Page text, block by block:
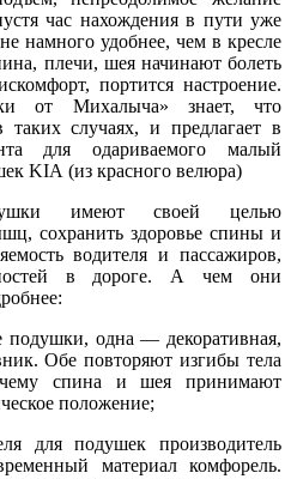
час нахождения в пути уже
намного удобнее, чем в кресле
плечи, шея начинают болеть
портится настроение.
от Михалыча» знает, что
таких случаях, и предлагает в
для одариваемого малый
KIA (из красного велюра)
имеют своей целью
сохранить здоровье спины и
водителя и пассажиров,
в дороге. А чем они
подушки, одна — декоративная,
Обе повторяют изгибы тела
чему спина и шея принимают
положение;
для подушек производитель
материал комфорель.